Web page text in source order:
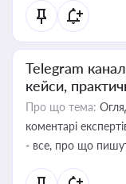
Telegram
кейси,
Про що тема:
коментарі
- все, про що